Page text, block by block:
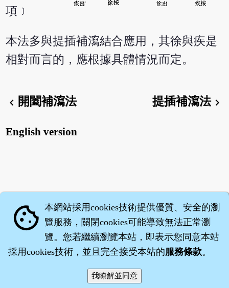
項﹞
本法多與提插補瀉結合應用，其徐與疾是
相對而言的，應根據具體情況而定。
chevron_left 開闔補瀉法 提插補瀉法chevron_right
English version
‧沈藥子©2008～2026
cookie 本網站採用cookies技術提供優質、安全的瀏
覽服務，關閉cookies可能導致無法正常瀏
覽。您若繼續瀏覽本站，即表示您同意本站
採用cookies技術，並且完全接受本站的服務條款。